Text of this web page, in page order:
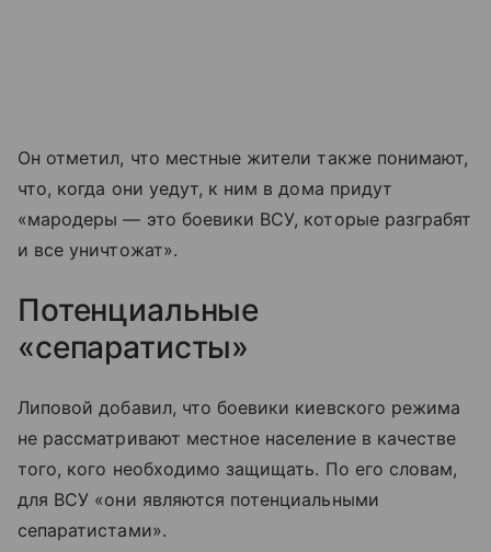
Он отметил, что местные жители также понимают,
что, когда они уедут, к ним в дома придут
«мародеры — это боевики ВСУ, которые разграбят
и все уничтожат».
Потенциальные
«сепаратисты»
Липовой добавил, что боевики киевского режима
не рассматривают местное население в качестве
того, кого необходимо защищать. По его словам,
для ВСУ «они являются потенциальными
сепаратистами».